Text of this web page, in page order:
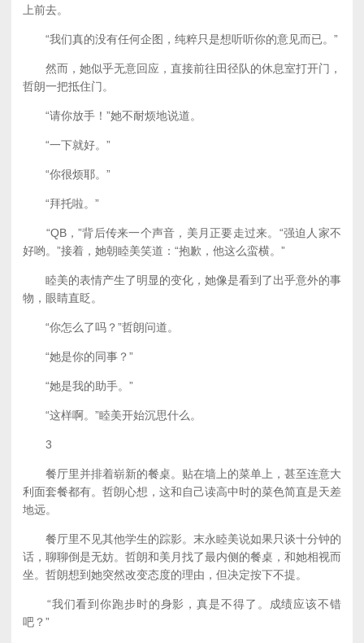
上前去。
“我们真的没有任何企图，纯粹只是想听听你的意见而已。”
然而，她似乎无意回应，直接前往田径队的休息室打开门，
哲朗一把抵住门。
“请你放手！”她不耐烦地说道。
“一下就好。”
“你很烦耶。”
“拜托啦。”
“QB，”背后传来一个声音，美月正要走过来。“强迫人家不
好哟。”接着，她朝睦美笑道：“抱歉，他这么蛮横。”
睦美的表情产生了明显的变化，她像是看到了出乎意外的事
物，眼睛直眨。
“你怎么了吗？”哲朗问道。
“她是你的同事？”
“她是我的助手。”
“这样啊。”睦美开始沉思什么。
3
餐厅里并排着崭新的餐桌。贴在墙上的菜单上，甚至连意大
利面套餐都有。哲朗心想，这和自己读高中时的菜色简直是天差
地远。
餐厅里不见其他学生的踪影。末永睦美说如果只谈十分钟的
话，聊聊倒是无妨。哲朗和美月找了最内侧的餐桌，和她相视而
坐。哲朗想到她突然改变态度的理由，但决定按下不提。
“我们看到你跑步时的身影，真是不得了。成绩应该不错
吧？”